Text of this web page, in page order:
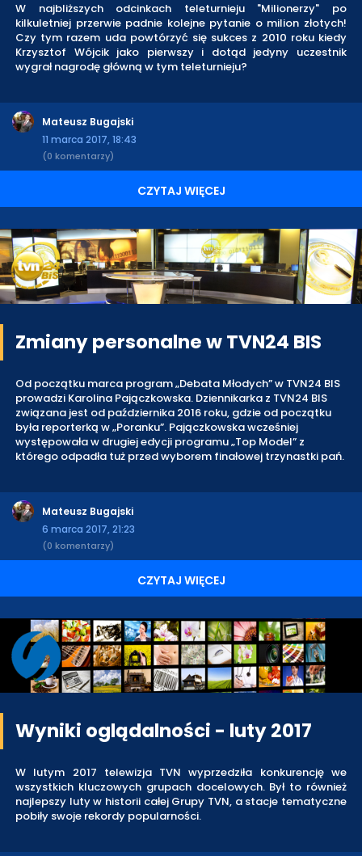
W najbliższych odcinkach teleturnieju "Milionerzy" po
kilkuletniej przerwie padnie kolejne pytanie o milion złotych!
Czy tym razem uda powtórzyć się sukces z 2010 roku kiedy
Krzysztof Wójcik jako pierwszy i dotąd jedyny uczestnik
wygrał nagrodę główną w tym teleturnieju?
Mateusz Bugajski
11 marca 2017, 18:43
(0 komentarzy)
CZYTAJ WIĘCEJ
Zmiany personalne w TVN24 BIS
Od początku marca program „Debata Młodych” w TVN24 BIS
prowadzi Karolina Pajączkowska. Dziennikarka z TVN24 BIS
związana jest od października 2016 roku, gdzie od początku
była reporterką w „Poranku”. Pajączkowska wcześniej
występowała w drugiej edycji programu „Top Model” z
którego odpadła tuż przed wyborem finałowej trzynastki pań.
Mateusz Bugajski
6 marca 2017, 21:23
(0 komentarzy)
CZYTAJ WIĘCEJ
Wyniki oglądalności - luty 2017
W lutym 2017 telewizja TVN wyprzedziła konkurencję we
wszystkich kluczowych grupach docelowych. Był to również
najlepszy luty w historii całej Grupy TVN, a stacje tematyczne
pobiły swoje rekordy popularności.